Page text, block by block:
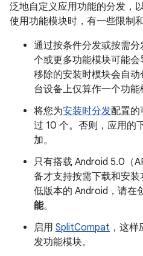
泛地自定义应用功能的分发，
使用功能模块时，有一些限制
通过按条件分发或按需
个或更多功能模块可能
移除的安装时模块会自
台设备上仅算作一个功能
将您为安装时分发配置的
过 10 个。否则，应用的
加。
只有搭载 Android 5.0（
备才支持按需下载和安
低版本的 Android，请在
能。
启用 SplitCompat ，这
发功能模块。